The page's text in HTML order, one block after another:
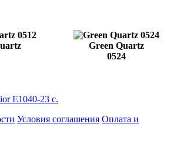
Green Quartz
0524
E1040-23 с.
Условия соглашения Оплата и